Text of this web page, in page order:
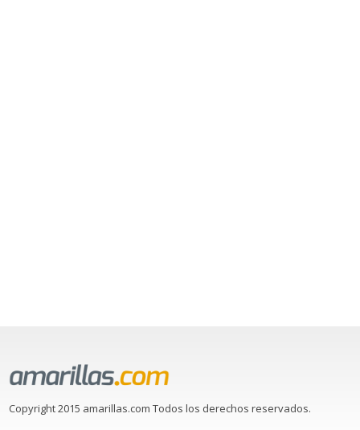
Copyright 2015 amarillas.com Todos los derechos reservados.